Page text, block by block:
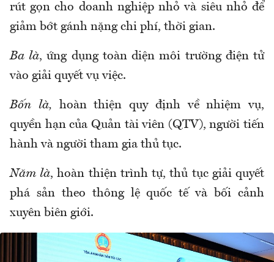
rút gọn cho doanh nghiệp nhỏ và siêu nhỏ để
giảm bớt gánh nặng chi phí, thời gian.
Ba là, ứng dụng toàn diện môi trường điện tử
vào giải quyết vụ việc.
Bốn là, hoàn thiện quy định về nhiệm vụ,
quyền hạn của Quản tài viên (QTV), người tiến
hành và người tham gia thủ tục.
Năm là, hoàn thiện trình tự, thủ tục giải quyết
phá sản theo thông lệ quốc tế và bối cảnh
xuyên biên giới.